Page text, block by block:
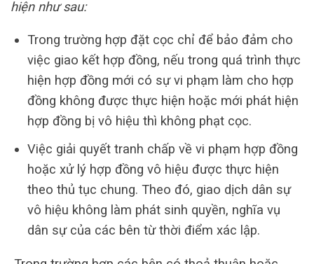
hiện như sau:
Trong trường hợp đặt cọc chỉ để bảo đảm cho
việc giao kết hợp đồng, nếu trong quá trình thực
hiện hợp đồng mới có sự vi phạm làm cho hợp
đồng không được thực hiện hoặc mới phát hiện
hợp đồng bị vô hiệu thì không phạt cọc.
Việc giải quyết tranh chấp về vi phạm hợp đồng
hoặc xử lý hợp đồng vô hiệu được thực hiện
theo thủ tục chung. Theo đó, giao dịch dân sự
vô hiệu không làm phát sinh quyền, nghĩa vụ
dân sự của các bên từ thời điểm xác lập.